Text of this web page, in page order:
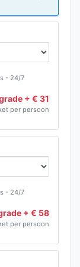
- 24/7
+ € 31
per persoon
- 24/7
+ € 58
per persoon